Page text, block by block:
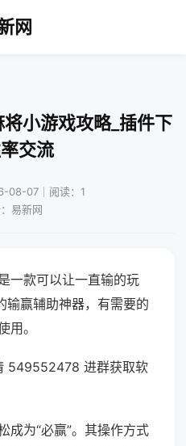
网
小游戏攻略_插件下
交流
08-07｜阅读：1
易新网
一款可以让一直输的玩
输赢辅助神器，有需要的
用。
549552478 进群获取软
成为“必赢”。其操作方式